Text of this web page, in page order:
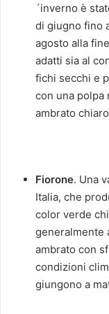
´inverno è
di giugno fino
agosto alla
adatti sia al
fichi secchi e
con una polpa
ambrato
Fiorone. Una
Italia, che
color verde
generalmente
ambrato con
condizioni
giungono a